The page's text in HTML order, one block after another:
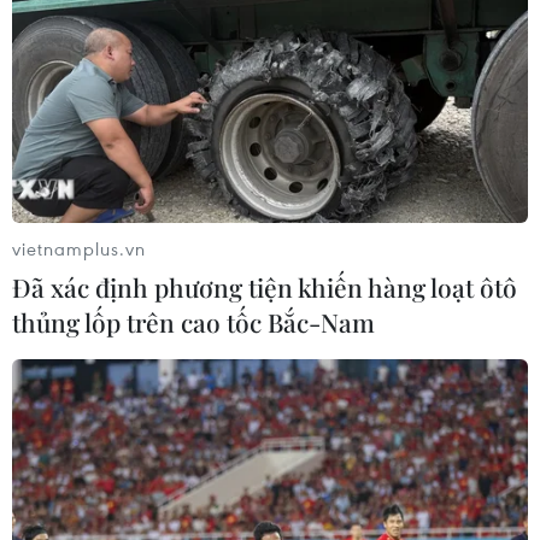
Trung Quốc hy vọng Mỹ và Triều Tiên sẽ
tiếp tục đối thoại, liên lạc
28/02/2019 07:56
Sau khi Tổng thống Mỹ và Chủ tịch Triều Tiên Kim Jong-
vietnamplus.vn
Đã xác định phương tiện khiến hàng loạt ôtô
thủng lốp trên cao tốc Bắc-Nam